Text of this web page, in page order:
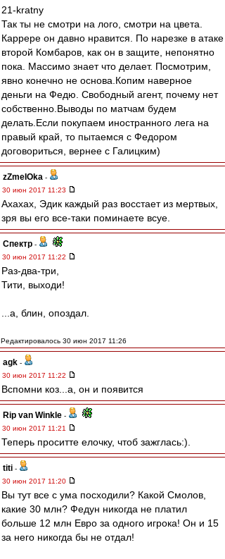
21-kratny
Так ты не смотри на лого, смотри на цвета.
Каррере он давно нравится. По нарезке в атаке
второй Комбаров, как он в защите, непонятно
пока. Массимо знает что делает. Посмотрим,
явно конечно не основа.Копим наверное
деньги на Федю. Свободный агент, почему нет
собственно.Выводы по матчам будем
делать.Если покупаем иностранного лега на
правый край, то пытаемся с Федором
договориться, вернее с Галицким)
zZmeIOka -
30 июн 2017 11:23
Ахахах, Эдик каждый раз восстает из мертвых,
зря вы его все-таки поминаете всуе.
Спектр -
30 июн 2017 11:22
Раз-два-три,
Тити, выходи!
...а, блин, опоздал.
Редактировалось 30 июн 2017 11:26
agk -
30 июн 2017 11:22
Вспомни коз...а, он и появится
Rip van Winkle -
30 июн 2017 11:21
Теперь проситте елочку, чтоб зажглась:).
titi -
30 июн 2017 11:20
Вы тут все с ума посходили? Какой Смолов,
какие 30 млн? Федун никогда не платил
больше 12 млн Евро за одного игрока! Он и 15
за него никогда бы не отдал!